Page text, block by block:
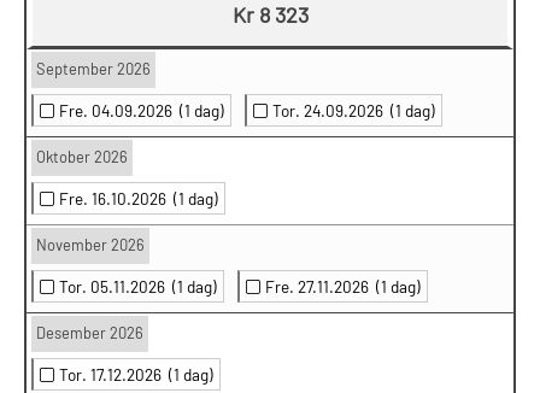
Kr 8 323
September 2026
Fre. 04.09.2026 (1 dag) Tor. 24.09.2026 (1 dag)
Oktober 2026
Fre. 16.10.2026 (1 dag)
November 2026
Tor. 05.11.2026 (1 dag) Fre. 27.11.2026 (1 dag)
Desember 2026
Tor. 17.12.2026 (1 dag)